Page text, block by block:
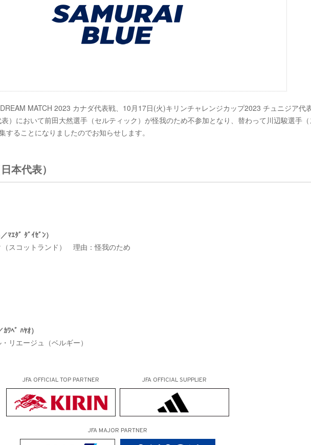
MATCH 2023 カナダ代表戦、10月17日(火)キリンチャレンジカップ2023 チュニジア代
）において前田大然選手（セルティック）が怪我のため不参加となり、替わって川辺駿選手
することになりましたのでお知らせします。
本代表）
ｴﾀﾞ ﾀﾞｲｾﾞﾝ）
スコットランド） 理由：怪我のため
ﾍﾞ ﾊﾔｵ）
リエージュ（ベルギー）
JFA OFFICIALTOP PARTNER JFA OFFICIAL SUPPLIER
JFA MAJOR PARTNER